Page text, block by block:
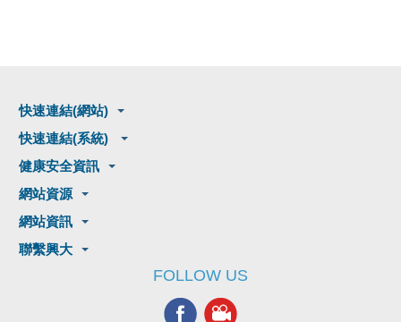
快速連結(網站)
快速連結(系統)
健康安全資訊
網站資源
網站資訊
聯繫興大
FOLLOW US